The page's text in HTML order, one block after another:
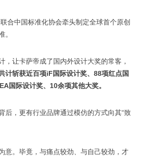
合中国标准化协会牵头制定全球首个原创
。
，让卡萨帝成了国内外设计大奖的常客，
计斩获近百项iF国际设计奖、88项红点国
国际设计奖、10余项其他大奖。
后，更有行业品牌通过模仿的方式向其“致
意。毕竟，与痛点较劲、与自己较劲，才